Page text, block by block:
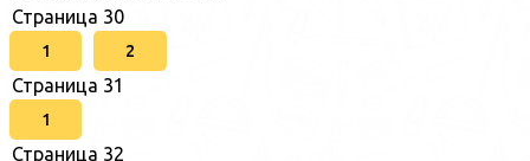
Страница 30
1 2
Страница 31
1
Страница 32